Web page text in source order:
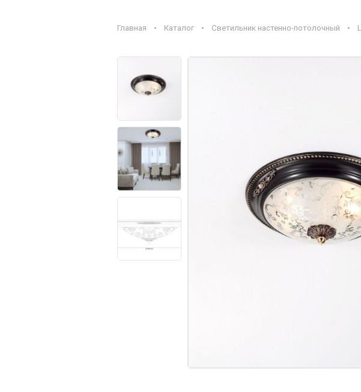
Главная • Каталог• Светильник настенно-потолочный •